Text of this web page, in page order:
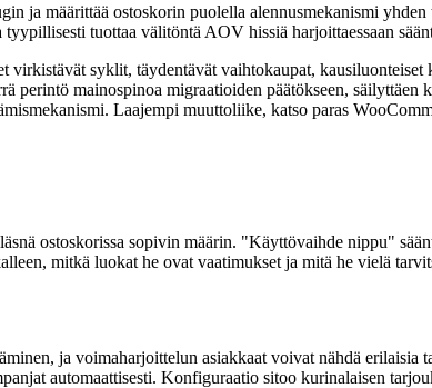
ja määrittää ostoskorin puolella alennusmekanismi
tuottaa välitöntä AOV hissiä harjoittaessaan
virkistävät syklit, täydentävät vaihtokaupat, kausiluonteiset
perintö mainospinoa migraatioiden päätökseen,
Laajempi muuttoliike, katso paras
ostoskorissa sopivin määrin. "Käyttövaihde nippu"
mitkä luokat he ovat vaatimukset ja mitä he vielä
ja voimaharjoittelun asiakkaat voivat nähdä erilaisia
automaattisesti. Konfiguraatio sitoo kurinalaisen